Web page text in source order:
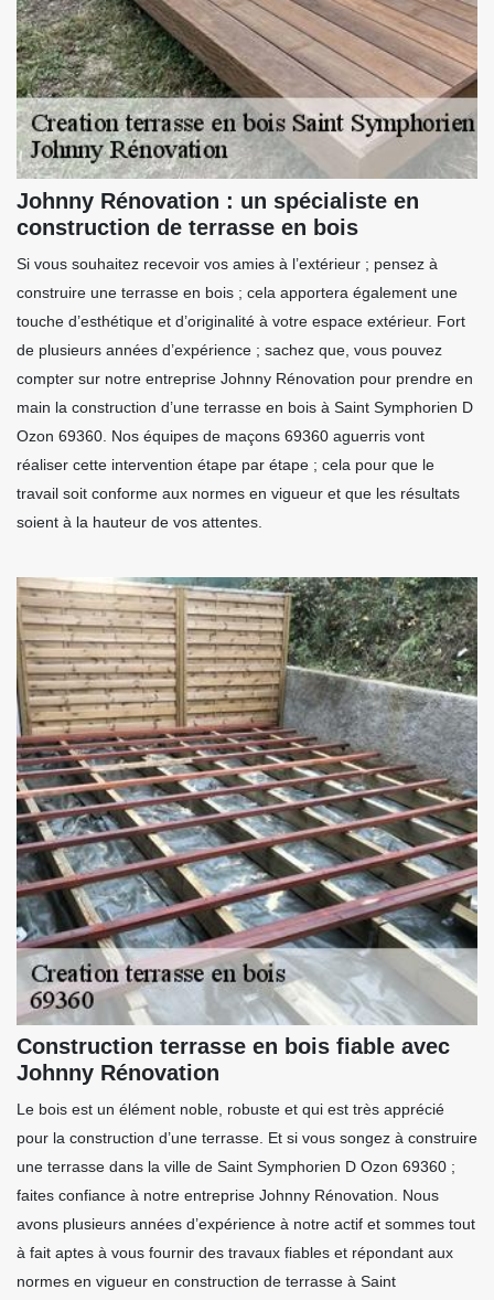
Johnny Rénovation : un spécialiste en
construction de terrasse en bois
Si vous souhaitez recevoir vos amies à l’extérieur ; pensez à
construire une terrasse en bois ; cela apportera également une
touche d’esthétique et d’originalité à votre espace extérieur. Fort
de plusieurs années d’expérience ; sachez que, vous pouvez
compter sur notre entreprise Johnny Rénovation pour prendre en
main la construction d’une terrasse en bois à Saint Symphorien D
Ozon 69360. Nos équipes de maçons 69360 aguerris vont
réaliser cette intervention étape par étape ; cela pour que le
travail soit conforme aux normes en vigueur et que les résultats
soient à la hauteur de vos attentes.
Construction terrasse en bois fiable avec
Johnny Rénovation
Le bois est un élément noble, robuste et qui est très apprécié
pour la construction d’une terrasse. Et si vous songez à construire
une terrasse dans la ville de Saint Symphorien D Ozon 69360 ;
faites confiance à notre entreprise Johnny Rénovation. Nous
avons plusieurs années d’expérience à notre actif et sommes tout
à fait aptes à vous fournir des travaux fiables et répondant aux
normes en vigueur en construction de terrasse à Saint